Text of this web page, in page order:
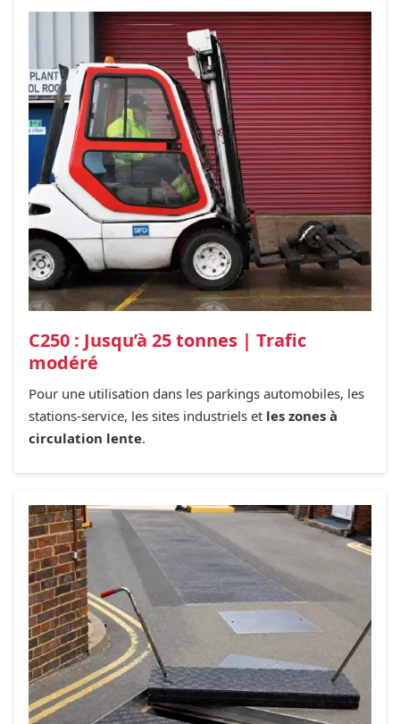
C250 : Jusqu’à 25 tonnes | Trafic
modéré
Pour une utilisation dans les parkings automobiles, les
stations-service, les sites industriels et les zones à
circulation lente.